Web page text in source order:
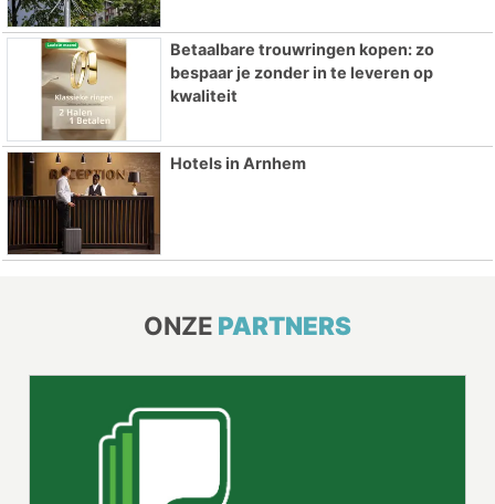
Betaalbare trouwringen kopen: zo
bespaar je zonder in te leveren op
kwaliteit
Hotels in Arnhem
ONZE PARTNERS